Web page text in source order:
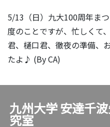
5/13（日）九大100周年ま
度のことですが、忙しくて
君、樋口君、徹夜の準備、
たよ♪ (By CA)
九州大学 安達千
究室